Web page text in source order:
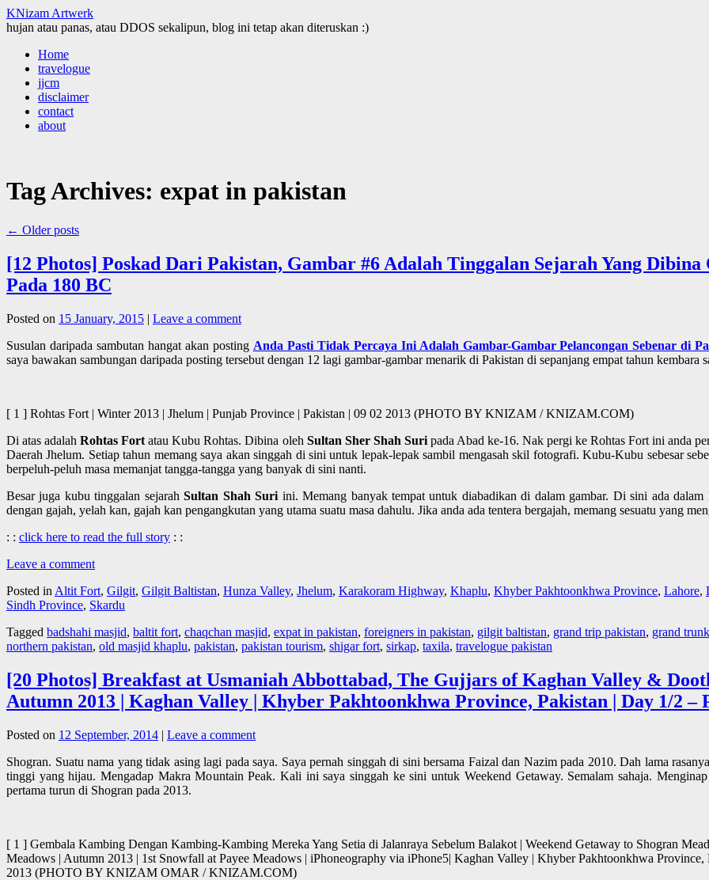
KNizam Artwerk
hujan atau panas, atau DDOS sekalipun, blog ini tetap akan diteruskan :)
Skip
content
Home
travelogue
jjcm
disclaimer
contact
about
Tag Archives: expat in pakistan
← Older posts
[12 Photos] Poskad Dari Pakistan, Gambar #6 Adalah Tinggalan Sejarah Yang
Pada 180 BC
Posted on 15 January, 2015 | Leave a comment
Susulan daripada sambutan hangat akan posting Anda Pasti Tidak Percaya Ini Adalah Gambar-Gambar Pelancongan Sebenar di
saya bawakan sambungan daripada posting tersebut dengan 12 lagi gambar-gambar menarik di Pakistan di sepanjang empat tahun kembara
[ 1 ] Rohtas Fort | Winter 2013 | Jhelum | Punjab Province | Pakistan | 09 02 2013 (PHOTO BY KNIZAM / KNIZAM.COM)
Di atas adalahRohtas Fort atau Kubu Rohtas. Dibina oleh Sultan Sher Shah Suripada Abad ke-16. Nak pergi ke Rohtas Fort ini anda
Daerah Jhelum. Setiap tahun memang saya akan singgah di sini untuk lepak-lepak sambil mengasah skil fotografi. Kubu-Kubu sebesar
berpeluh-peluh masa memanjat tangga-tangga yang banyak di sini nanti.
Besar juga kubu tinggalan sejarahSultan Shah Suri ini. Memang banyak tempat untuk diabadikan di dalam gambar. Di sini ada
dengan gajah, yelah kan, gajah kan pengangkutan yang utama suatu masa dahulu. Jika anda ada tentera bergajah, memang sesuatu yang
: : click here to read the full story : :
Leave a comment
Posted in Altit Fort, Gilgit, Gilgit Baltistan, Hunza Valley, Jhelum, Karakoram Highway, Khaplu, Khyber Pakhtoonkhwa Province, Lahore,
Sindh Province, Skardu
Tagged badshahi masjid, baltit fort, chaqchan masjid, expat in pakistan, foreigners in pakistan, gilgit baltistan, grand trip pakistan, grand
northern pakistan, old masjid khaplu, pakistan, pakistan tourism, shigar fort, sirkap, taxila, travelogue pakistan
[20 Photos] Breakfast at Usmaniah Abbottabad, The Gujjars of Kaghan Valley &
Autumn 2013 | Kaghan Valley | Khyber Pakhtoonkhwa Province, Pakistan | Day 1/2 –
Posted on 12 September, 2014 | Leave a comment
Shogran. Suatu nama yang tidak asing lagi pada saya. Saya pernah singgah di sini bersama Faizal dan Nazim pada 2010. Dah lama
tinggi yang hijau. Mengadap Makra Mountain Peak. Kali ini saya singgah ke sini untuk Weekend Getaway. Semalam sahaja.
pertama turun di Shogran pada 2013.
[ 1 ] Gembala Kambing Dengan Kambing-Kambing Mereka Yang Setia di Jalanraya Sebelum Balakot | Weekend Getaway to Shogran
Meadows | Autumn 2013 | 1st Snowfall at Payee Meadows | iPhoneography via iPhone5| Kaghan Valley | Khyber Pakhtoonkhwa Province,
2013 (PHOTO BY KNIZAM OMAR / KNIZAM.COM)